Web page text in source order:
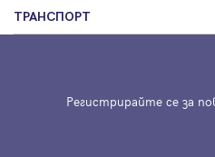
ТРАНСПОРТ
Регистрирайте се за